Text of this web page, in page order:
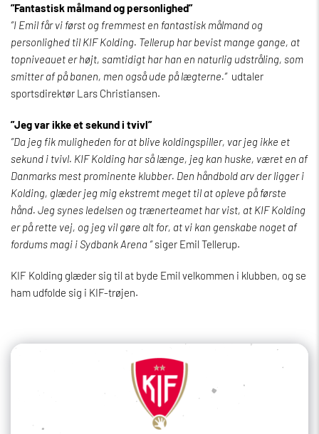
”Fantastisk målmand og personlighed”
”I Emil får vi først og fremmest en fantastisk målmand og
personlighed til KIF Kolding. Tellerup har bevist mange gange, at
topniveauet er højt, samtidigt har han en naturlig udstråling, som
smitter af på banen, men også ude på lægterne.” udtaler
sportsdirektør Lars Christiansen.
”Jeg var ikke et sekund i tvivl”
”Da jeg fik muligheden for at blive koldingspiller, var jeg ikke et
sekund i tvivl. KIF Kolding har så længe, jeg kan huske, været en af
Danmarks mest prominente klubber. Den håndbold arv der ligger i
Kolding, glæder jeg mig ekstremt meget til at opleve på første
hånd. Jeg synes ledelsen og trænerteamet har vist, at KIF Kolding
er på rette vej, og jeg vil gøre alt for, at vi kan genskabe noget af
fordums magi i Sydbank Arena ”siger Emil Tellerup.
KIF Kolding glæder sig til at byde Emil velkommen i klubben, og se
ham udfolde sig i KIF-trøjen.